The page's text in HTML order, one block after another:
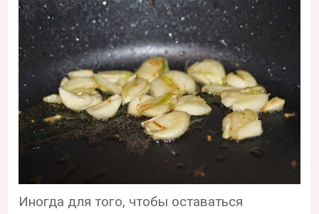
Иногда для того, чтобы оставаться